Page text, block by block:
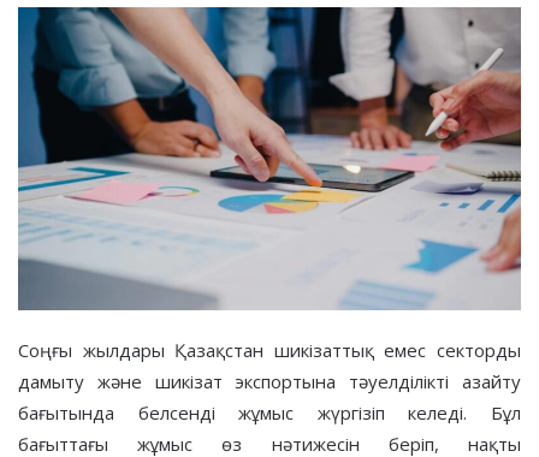
email
Соңғы жылдары Қазақстан шикізаттық емес секторды
дамыту және шикізат экспортына тәуелділікті азайту
бағытында белсенді жұмыс жүргізіп келеді. Бұл
бағыттағы жұмыс өз нәтижесін беріп, нақты